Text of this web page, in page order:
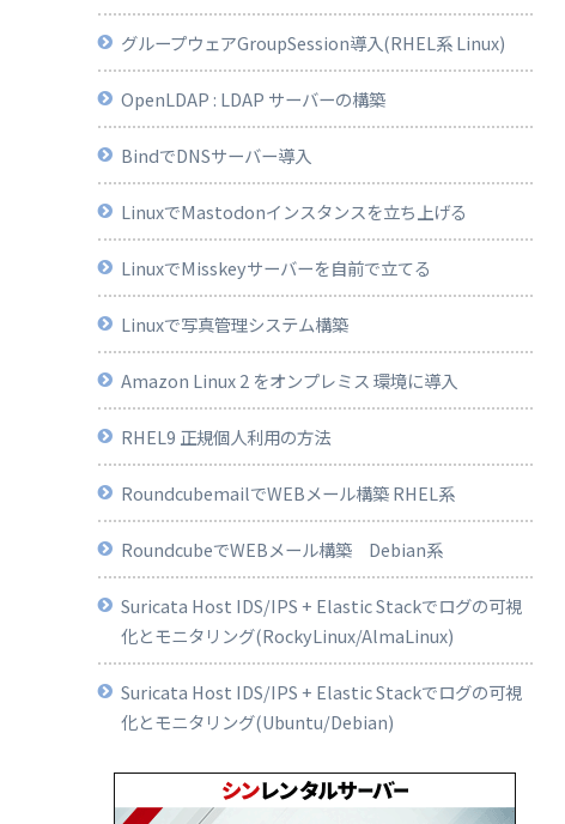
グループウェアGroupSession導入(RHEL系 Linux)
OpenLDAP : LDAP サーバーの構築
BindでDNSサーバー導入
LinuxでMastodonインスタンスを立ち上げる
LinuxでMisskeyサーバーを自前で立てる
Linuxで写真管理システム構築
Amazon Linux 2 をオンプレミス 環境に導入
RHEL9 正規個人利用の方法
RoundcubemailでWEBメール構築 RHEL系
RoundcubeでWEBメール構築 Debian系
Suricata Host IDS/IPS + Elastic Stackでログの可視
化とモニタリング(RockyLinux/AlmaLinux)
Suricata Host IDS/IPS + Elastic Stackでログの可視
化とモニタリング(Ubuntu/Debian)